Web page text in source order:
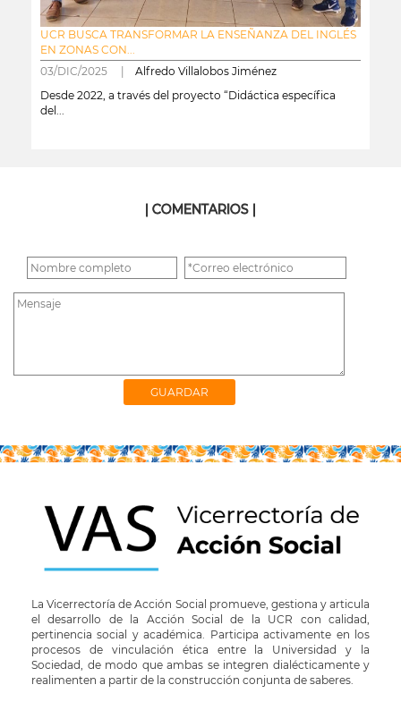
UCR BUSCA TRANSFORMAR LA ENSEÑANZA DEL INGLÉS
EN ZONAS CON...
03/DIC/2025 | Alfredo Villalobos Jiménez
Desde 2022, a través del proyecto “Didáctica específica
del...
| COMENTARIOS |
La Vicerrectoría de Acción Social promueve, gestiona y articula
el desarrollo de la Acción Social de la UCR con calidad,
pertinencia social y académica. Participa activamente en los
procesos de vinculación ética entre la Universidad y la
Sociedad, de modo que ambas se integren dialécticamente y
realimenten a partir de la construcción conjunta de saberes.